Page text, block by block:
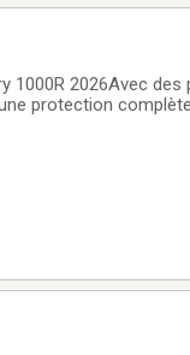
1000R 2026Avec
protection